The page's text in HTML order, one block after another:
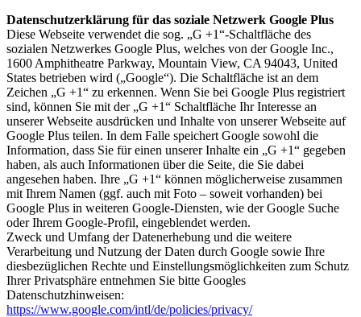
Datenschutzerklärung für das soziale Netzwerk Google Plus
Diese Webseite verwendet die sog. „G +1“-Schaltfläche des
sozialen Netzwerkes Google Plus, welches von der Google Inc.,
1600 Amphitheatre Parkway, Mountain View, CA 94043, United
States betrieben wird („Google“). Die Schaltfläche ist an dem
Zeichen „G +1“ zu erkennen. Wenn Sie bei Google Plus registriert
sind, können Sie mit der „G +1“ Schaltfläche Ihr Interesse an
unserer Webseite ausdrücken und Inhalte von unserer Webseite auf
Google Plus teilen. In dem Falle speichert Google sowohl die
Information, dass Sie für einen unserer Inhalte ein „G +1“ gegeben
haben, als auch Informationen über die Seite, die Sie dabei
angesehen haben. Ihre „G +1“ können möglicherweise zusammen
mit Ihrem Namen (ggf. auch mit Foto – soweit vorhanden) bei
Google Plus in weiteren Google-Diensten, wie der Google Suche
oder Ihrem Google-Profil, eingeblendet werden.
Zweck und Umfang der Datenerhebung und die weitere
Verarbeitung und Nutzung der Daten durch Google sowie Ihre
diesbezüglichen Rechte und Einstellungsmöglichkeiten zum Schutz
Ihrer Privatsphäre entnehmen Sie bitte Googles
Datenschutzhinweisen:
https://www.google.com/intl/de/policies/privacy/